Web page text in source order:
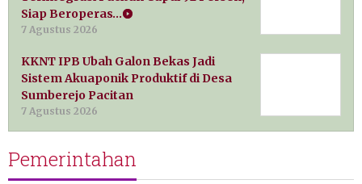
Siap Beroperas…
7 Agustus 2026
KKNT IPB Ubah Galon Bekas Jadi
Sistem Akuaponik Produktif di Desa
Sumberejo Pacitan
7 Agustus 2026
Pemerintahan